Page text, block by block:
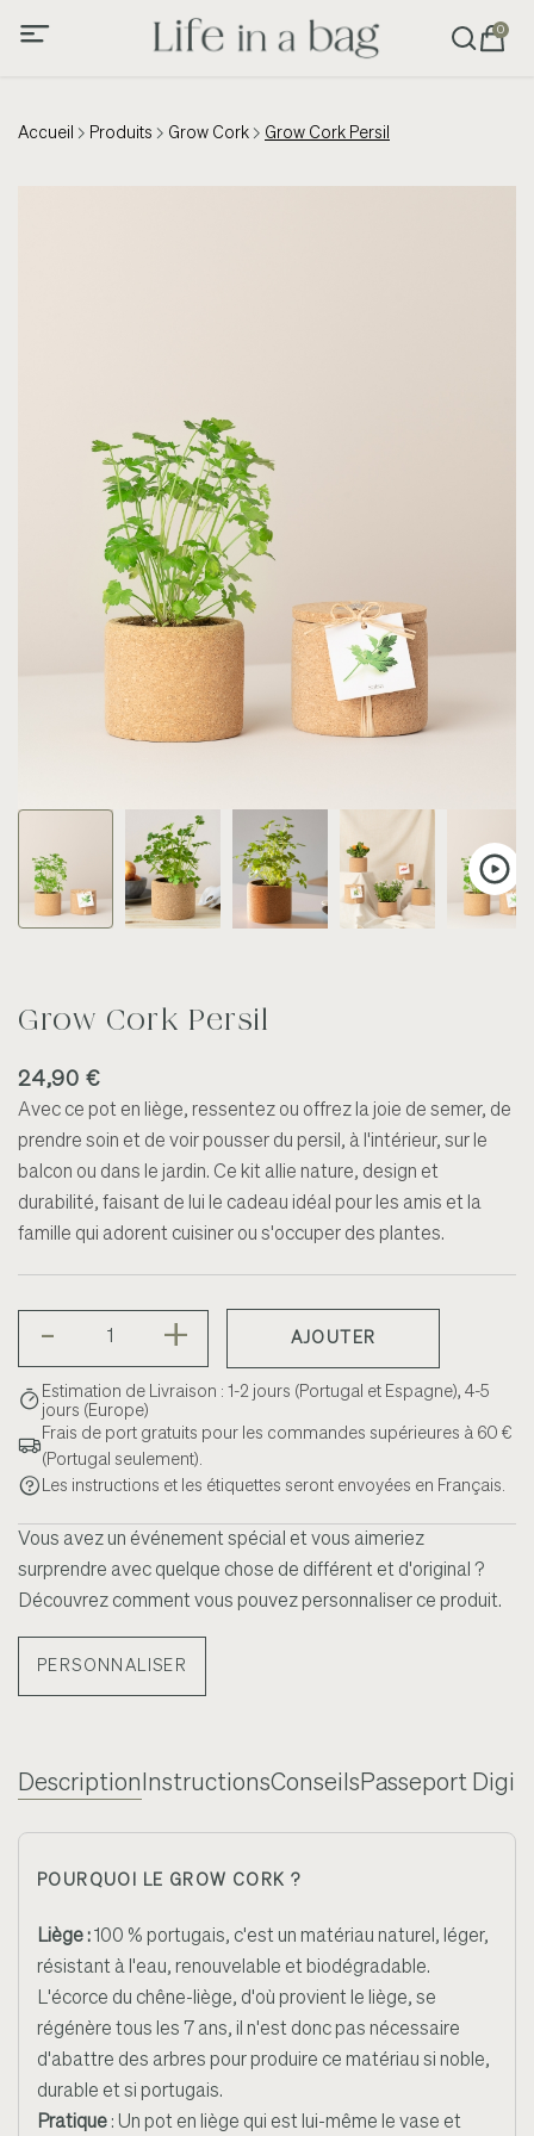
0
Accueil Produits Grow Cork Grow Cork Persil
Grow Cork Persil
24,90 €
Avec ce pot en liège, ressentez ou offrez la joie de semer, de
prendre soin et de voir pousser du persil, à l'intérieur, sur le
balcon ou dans le jardin. Ce kit allie nature, design et
durabilité, faisant de lui le cadeau idéal pour les amis et la
famille qui adorent cuisiner ou s'occuper des plantes.
- + AJOUTER
Estimation de Livraison : 1-2 jours (Portugal et Espagne), 4-5
jours (Europe)
Frais de port gratuits pour les commandes supérieures à 60 €
(Portugal seulement).
Les instructions et les étiquettes seront envoyées en Français.
Vous avez un événement spécial et vous aimeriez
surprendre avec quelque chose de différent et d'original ?
Découvrez comment vous pouvez personnaliser ce produit.
PERSONNALISER
Description InstructionsConseils Passeport
POURQUOI LE GROW CORK ?
Liège :100 % portugais, c'est un matériau naturel, léger,
résistant à l'eau, renouvelable et biodégradable.
L'écorce du chêne-liège, d'où provient le liège, se
régénère tous les 7 ans, il n'est donc pas nécessaire
d'abattre des arbres pour produire ce matériau si noble,
durable et si portugais.
Pratique : Un pot en liège qui est lui-même le vase et